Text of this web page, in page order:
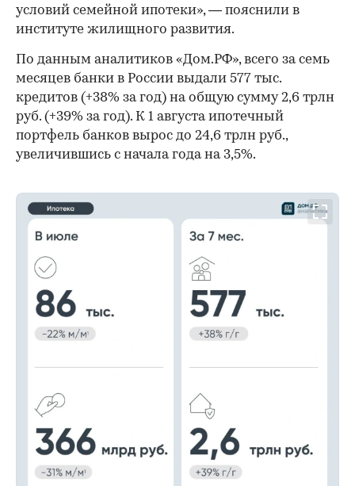
условий семейной ипотеки», — пояснили в
институте жилищного развития.
По данным аналитиков «Дом.РФ», всего за семь
месяцев банки в России выдали 577 тыс.
кредитов (+38% за год) на общую сумму 2,6 трлн
руб. (+39% за год). К 1 августа ипотечный
портфель банков вырос до 24,6 трлн руб.,
увеличившись с начала года на 3,5%.